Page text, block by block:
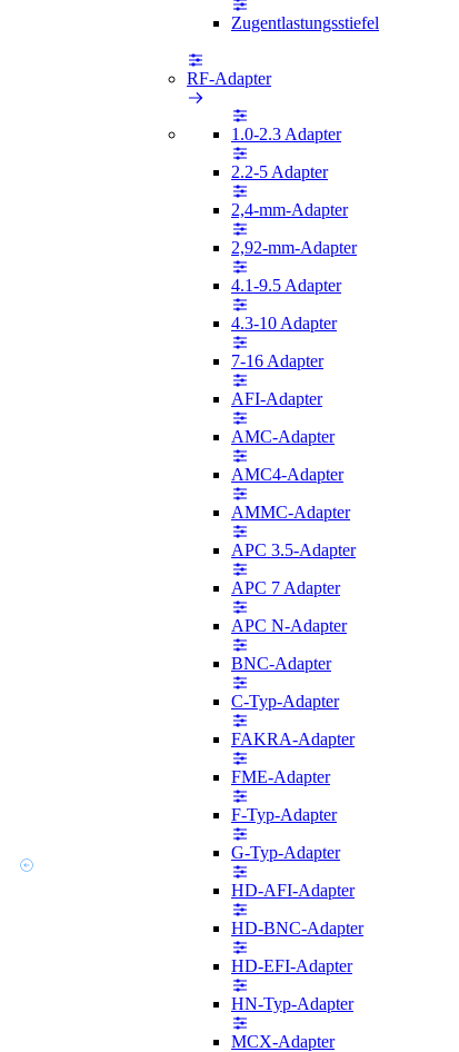
Zugentlastungsstiefel
RF-Adapter
1.0-2.3 Adapter
2.2-5 Adapter
2,4-mm-Adapter
2,92-mm-Adapter
4.1-9.5 Adapter
4.3-10 Adapter
7-16 Adapter
AFI-Adapter
AMC-Adapter
AMC4-Adapter
AMMC-Adapter
APC 3.5-Adapter
APC 7 Adapter
APC N-Adapter
BNC-Adapter
C-Typ-Adapter
FAKRA-Adapter
FME-Adapter
F-Typ-Adapter
G-Typ-Adapter
HD-AFI-Adapter
HD-BNC-Adapter
HD-EFI-Adapter
HN-Typ-Adapter
MCX-Adapter